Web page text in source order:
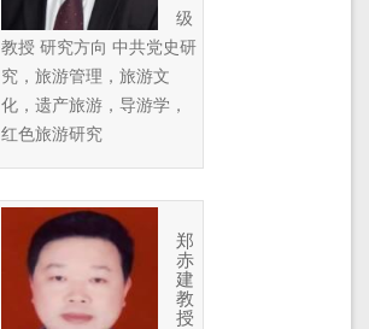
级
教授 研究方向 中共党史研
究，旅游管理，旅游文
化，遗产旅游，导游学，
红色旅游研究
郑
赤
建
教
授